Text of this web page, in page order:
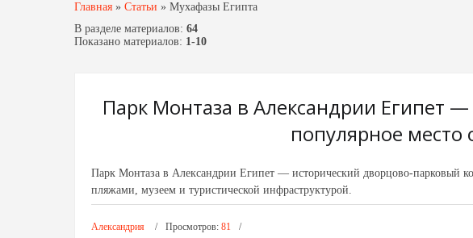
Главная » Статьи » Мухафазы Египта
В разделе материалов: 64
Показано материалов: 1-10
Парк Монтаза в Александрии Египет
популярное место
Парк Монтаза в Александрии Египет — исторический дворцово-парковый
пляжами, музеем и туристической инфраструктурой.
Александрия Просмотров: 81